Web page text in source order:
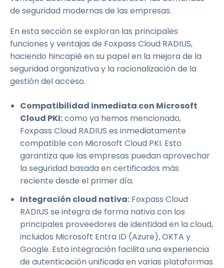
de seguridad modernas de las empresas.
En esta sección se exploran las principales
funciones y ventajas de Foxpass Cloud RADIUS,
haciendo hincapié en su papel en la mejora de la
seguridad organizativa y la racionalización de la
gestión del acceso.
Compatibilidad inmediata con Microsoft
Cloud PKI:como ya hemos mencionado,
Foxpass Cloud RADIUS es inmediatamente
compatible con Microsoft Cloud PKI. Esto
garantiza que las empresas puedan aprovechar
la seguridad basada en certificados más
reciente desde el primer día.
Integración cloud nativa: Foxpass Cloud
RADIUS se integra de forma nativa con los
principales proveedores de identidad en la cloud,
incluidos Microsoft Entra ID (Azure), OKTA y
Google. Esta integración facilita una experiencia
de autenticación unificada en varias plataformas